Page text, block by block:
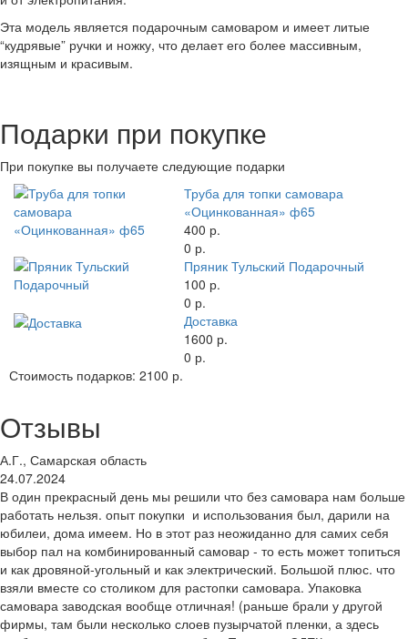
Эта модель является подарочным самоваром и имеет литые
“кудрявые” ручки и ножку, что делает его более массивным,
изящным и красивым.
Подарки при покупке
При покупке вы получаете следующие подарки
Труба для топки самовара
«Оцинкованная» ф65
400 р.
0 р.
Пряник Тульский Подарочный
100 р.
0 р.
Доставка
1600 р.
0 р.
Стоимость подарков: 2100 р.
Отзывы
А.Г., Самарская область
24.07.2024
В один прекрасный день мы решили что без самовара нам больше
работать нельзя. опыт покупки и использования был, дарили на
юбилеи, дома имеем. Но в этот раз неожиданно для самих себя
выбор пал на комбинированный самовар - то есть может топиться
и как дровяной-угольный и как электрический. Большой плюс. что
взяли вместе со столиком для растопки самовара. Упаковка
самовара заводская вообще отличная! (раньше брали у другой
фирмы, там были несколько слоев пузырчатой пленки, а здесь